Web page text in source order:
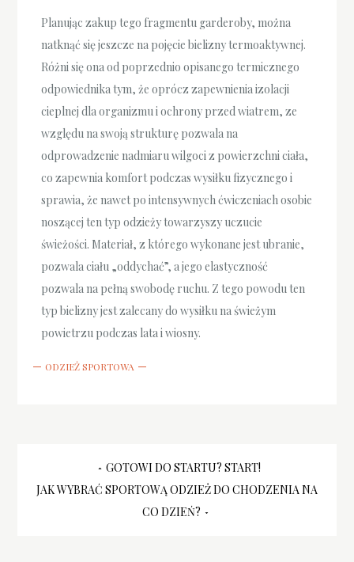
Planując zakup tego fragmentu garderoby, można
natknąć się jeszcze na pojęcie bielizny termoaktywnej.
Różni się ona od poprzednio opisanego termicznego
odpowiednika tym, że oprócz zapewnienia izolacji
cieplnej dla organizmu i ochrony przed wiatrem, ze
względu na swoją strukturę pozwala na
odprowadzenie nadmiaru wilgoci z powierzchni ciała,
co zapewnia komfort podczas wysiłku fizycznego i
sprawia, że nawet po intensywnych ćwiczeniach osobie
noszącej ten typ odzieży towarzyszy uczucie
świeżości. Materiał, z którego wykonane jest ubranie,
pozwala ciału „oddychać”, a jego elastyczność
pozwala na pełną swobodę ruchu. Z tego powodu ten
typ bielizny jest zalecany do wysiłku na świeżym
powietrzu podczas lata i wiosny.
ODZIEŻ SPORTOWA
NawigacjaGOTOWI DO STARTU? START!
JAK WYBRAĆ SPORTOWĄ ODZIEŻ DO CHODZENIA NA
CO DZIEŃ?